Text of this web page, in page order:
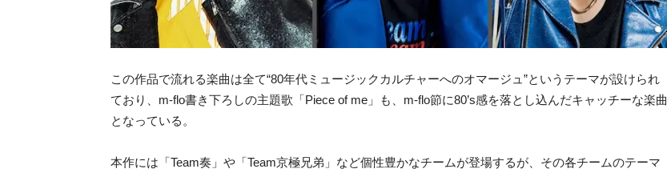
この作品で流れる楽曲は全て“80年代ミュージックカルチャーへのオマージュ”というテーマが設けられ
ており、m-flo書き下ろしの主題歌「Piece of me」も、m-flo節に80’s感を落とし込んだキャッチーな楽曲
となっている。
本作には「Team奏」や「Team京極兄弟」など個性豊かなチームが登場するが、その各チームのテーマ